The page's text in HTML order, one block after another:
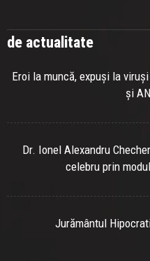
de actualitate
Eroi la muncă, expuși la
și
Dr. Ionel Alexandru
celebru prin
Jurământul